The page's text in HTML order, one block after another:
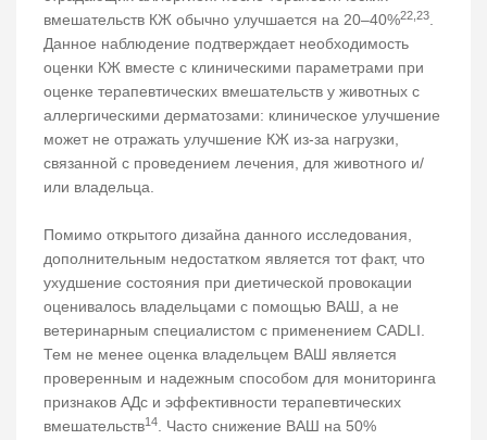
вмешательств КЖ обычно улучшается на 20–40%22,23.
Данное наблюдение подтверждает необходимость
оценки КЖ вместе с клиническими параметрами при
оценке терапевтических вмешательств у животных с
аллергическими дерматозами: клиническое улучшение
может не отражать улучшение КЖ из-за нагрузки,
связанной с проведением лечения, для животного и/
или владельца.
Помимо открытого дизайна данного исследования,
дополнительным недостатком является тот факт, что
ухудшение состояния при диетической провокации
оценивалось владельцами с помощью ВАШ, а не
ветеринарным специалистом с применением CADLI.
Тем не менее оценка владельцем ВАШ является
проверенным и надежным способом для мониторинга
признаков АДс и эффективности терапевтических
вмешательств14. Часто снижение ВАШ на 50%